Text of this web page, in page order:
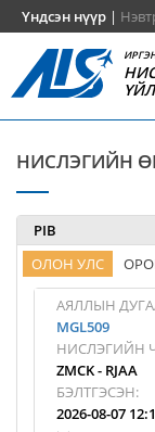
Үндсэн нүүр |
НИСЛЭГИЙН
PIB
ОЛОН УЛС
АЯЛЛЫН
MGL509
НИСЛЭГИЙН
ZMCK- RJAA
БЭЛТГЭСЭН:
2026-08-07